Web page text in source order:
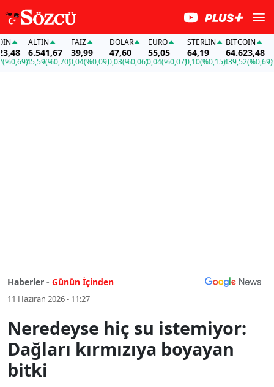
ALTIN
6.541,67
45,59(%0,70)
FAİZ
39,99
0,04(%0,09)
DOLAR
47,60
0,03(%0,06)
EURO
55,05
0,04(%0,07)
STERLIN
64,19
0,10(%0,15)
BITCOIN
64.623,48
439,52(%0,69)
Haberler - Günün İçinden
11 Haziran 2026 - 11:27
Neredeyse hiç su istemiyor:
Dağları kırmızıya boyayan
bitki